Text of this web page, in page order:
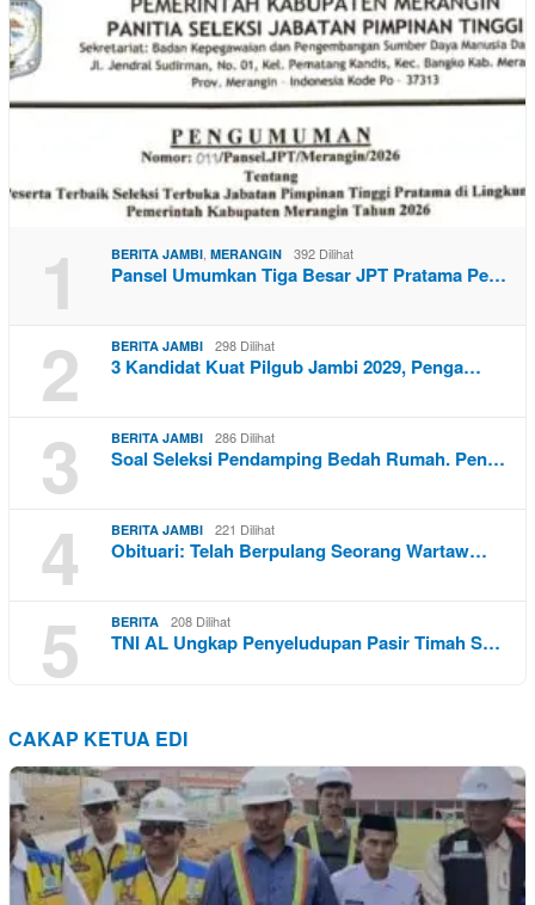
1 BERITA JAMBI MERANGIN 392 Dilihat
Pansel Umumkan Tiga Besar JPT Pratama Pe…
2 BERITA JAMBI 298 Dilihat
3 Kandidat Kuat Pilgub Jambi 2029, Penga…
3 BERITA JAMBI 286 Dilihat
Soal Seleksi Pendamping Bedah Rumah. Pen…
4 BERITA JAMBI 221 Dilihat
Obituari: Telah Berpulang Seorang Wartaw…
5 BERITA 208 Dilihat
TNI AL Ungkap Penyeludupan Pasir Timah S…
CAKAP KETUA EDI